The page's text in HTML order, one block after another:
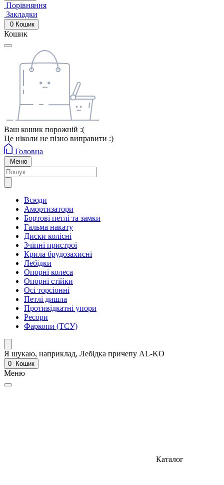
Порівняння
Закладки
0 Кошик
Кошик
Ваш кошик порожній :(
Це ніколи не пізно виправити :)
Головна
Меню
Всюди
Амортизатори
Бортові петлі та замки
Гальма накату
Диски колісні
Зчіпні пристрої
Крила брудозахисні
Лебідки
Опорні колеса
Опорні стійки
Осі торсіонні
Петлі дишла
Противідкатні упори
Ресори
Фаркопи (ТСУ)
Я шукаю, наприклад, Лебідка причепу AL-KO
0 Кошик
Меню
Каталог